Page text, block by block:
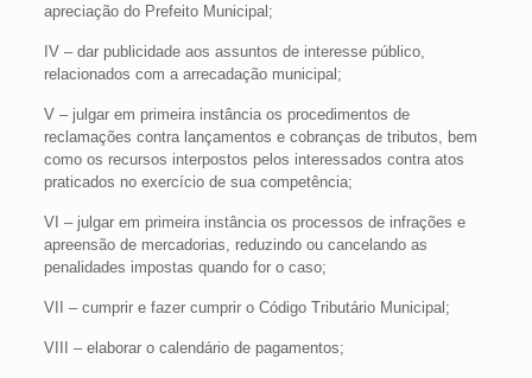
apreciação do Prefeito Municipal;
IV – dar publicidade aos assuntos de interesse público,
relacionados com a arrecadação municipal;
V – julgar em primeira instância os procedimentos de
reclamações contra lançamentos e cobranças de tributos, bem
como os recursos interpostos pelos interessados contra atos
praticados no exercício de sua competência;
VI – julgar em primeira instância os processos de infrações e
apreensão de mercadorias, reduzindo ou cancelando as
penalidades impostas quando for o caso;
VII – cumprir e fazer cumprir o Código Tributário Municipal;
VIII – elaborar o calendário de pagamentos;